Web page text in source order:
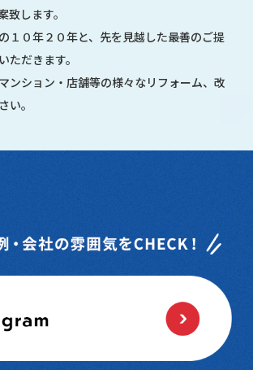
致します。
１０年２０年と、先を見越した最善のご提
ただきます。
ンション・店舗等の様々なリフォーム、改
い。